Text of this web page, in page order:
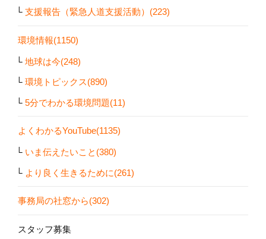
支援報告（緊急人道支援活動）(223)
環境情報(1150)
地球は今(248)
環境トピックス(890)
5分でわかる環境問題(11)
よくわかるYouTube(1135)
いま伝えたいこと(380)
より良く生きるために(261)
事務局の社窓から(302)
スタッフ募集